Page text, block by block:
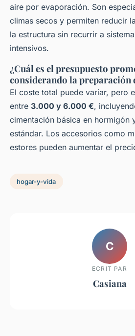
aire por evaporación. Son
climas secos y permiten reducir
la estructura sin recurrir a
intensivos.
¿Cuál es el presupuesto
considerando la preparación
El coste total puede variar, pero
entre 3.000 y 6.000 €,
cimentación básica en hormigón
estándar. Los accesorios como
estores pueden aumentar el
hogar-y-vida
C
ECRIT PAR
Casiana